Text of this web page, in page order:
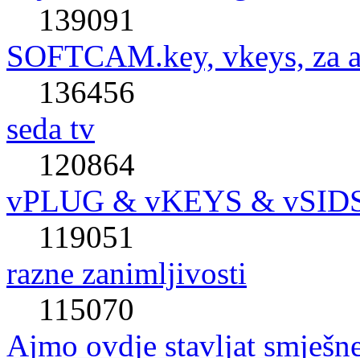
139091
SOFTCAM.key, vkeys, za
136456
seda tv
120864
vPLUG & vKEYS &
119051
razne zanimljivosti
115070
Ajmo ovdje stavljat